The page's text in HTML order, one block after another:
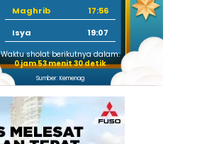
Maghrib
17:56
Isya
19:07
Waktu sholat berikutnya dalam:
0 jam 53 menit 29 detik
Sumber: Kemenag